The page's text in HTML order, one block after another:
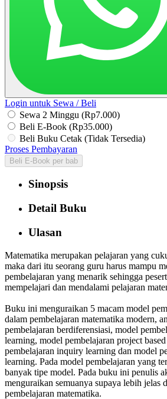
Login untuk Sewa / Beli
Sewa 2 Minggu (Rp7.000)
Beli E-Book (Rp35.000)
Beli Buku Cetak (Tidak Tersedia)
Proses Pembayaran
Beli E-Book per bab
Sinopsis
Detail Buku
Ulasan
Matematika merupakan pelajaran yang
maka dari itu seorang guru harus mampu
pembelajaran yang menarik sehingga
mempelajari dan mendalami pelajaran
Buku ini menguraikan 5 macam model
dalam pembelajaran matematika modern,
pembelajaran berdiferensiasi, model
learning, model pembelajaran project
pembelajaran inquiry learning dan model
learning. Pada model pembelajaran yang
banyak tipe model. Pada buku ini penulis
menguraikan semuanya supaya lebih jelas
pembelajaran matematika.